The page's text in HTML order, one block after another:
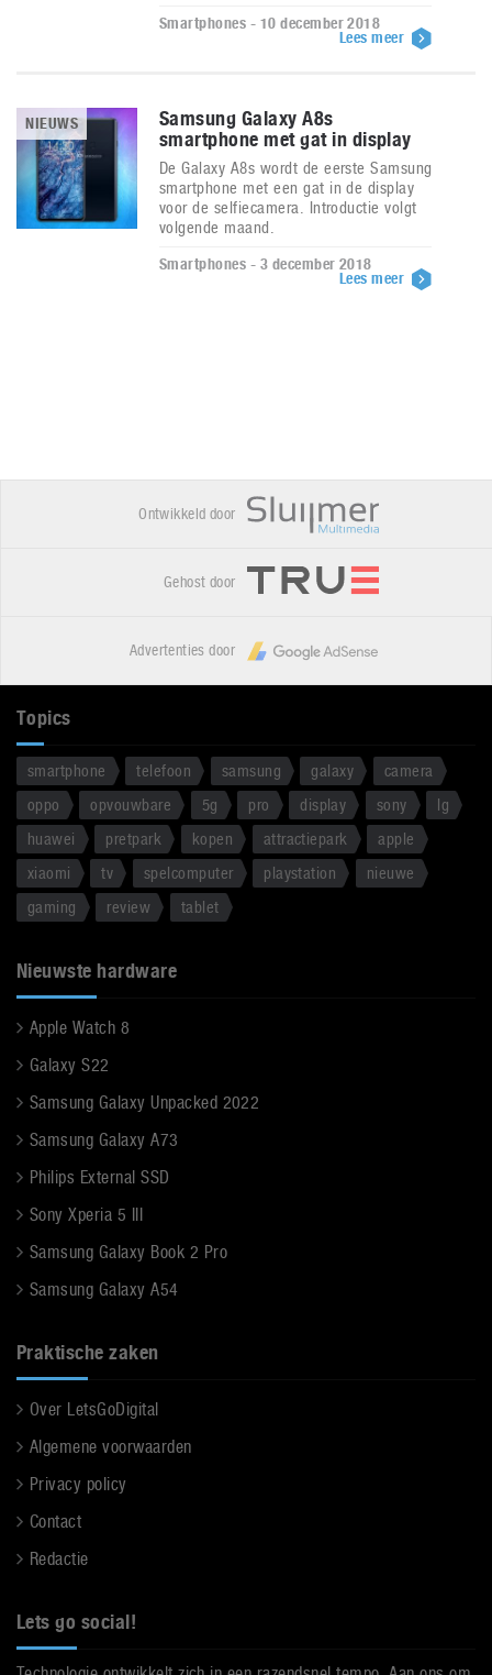
Smartphones - 10 december 2018
Lees meer
NIEUWS
Samsung Galaxy A8s
smartphone met gat in display
De Galaxy A8s wordt de eerste Samsung
smartphone met een gat in de display
voor de selfiecamera. Introductie volgt
volgende maand.
Smartphones - 3 december 2018
Lees meer
Ontwikkeld door
Gehost door
Advertenties door
Topics
smartphone telefoon samsung galaxy
camera
oppo
opvouwbare 5g pro display sony
lg
huawei
pretpark kopen attractiepark
apple
xiaomi
tv spelcomputer playstation
nieuwe
gaming
review tablet
Nieuwste hardware
Apple Watch 8
Galaxy S22
Samsung Galaxy Unpacked 2022
Samsung Galaxy A73
Philips External SSD
Sony Xperia 5 III
Samsung Galaxy Book 2 Pro
Samsung Galaxy A54
Praktische zaken
Over LetsGoDigital
Algemene voorwaarden
Privacy policy
Contact
Redactie
Lets go social!